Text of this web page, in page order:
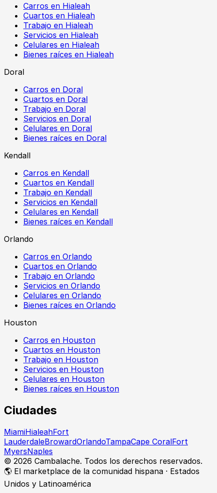
Carros en Hialeah
Cuartos en Hialeah
Trabajo en Hialeah
Servicios en Hialeah
Celulares en Hialeah
Bienes raíces en Hialeah
Doral
Carros en Doral
Cuartos en Doral
Trabajo en Doral
Servicios en Doral
Celulares en Doral
Bienes raíces en Doral
Kendall
Carros en Kendall
Cuartos en Kendall
Trabajo en Kendall
Servicios en Kendall
Celulares en Kendall
Bienes raíces en Kendall
Orlando
Carros en Orlando
Cuartos en Orlando
Trabajo en Orlando
Servicios en Orlando
Celulares en Orlando
Bienes raíces en Orlando
Houston
Carros en Houston
Cuartos en Houston
Trabajo en Houston
Servicios en Houston
Celulares en Houston
Bienes raíces en Houston
Ciudades
MiamiHialeahFort
LauderdaleBrowardOrlandoTampaCape CoralFort
MyersNaples
© 2026 Cambalache. Todos los derechos reservados.
🌎 El marketplace de la comunidad hispana · Estados
Unidos y Latinoamérica